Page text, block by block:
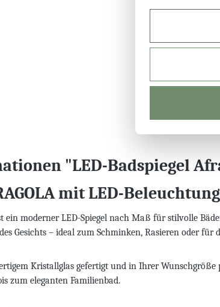
"LED-Badspiegel
mit LED-Beleuchtung
ein moderner LED-Spiegel nach Maß für stilvolle
Gesichts – ideal zum Schminken, Rasieren oder für
Kristallglas gefertigt und in Ihrer
zum eleganten Familienbad.